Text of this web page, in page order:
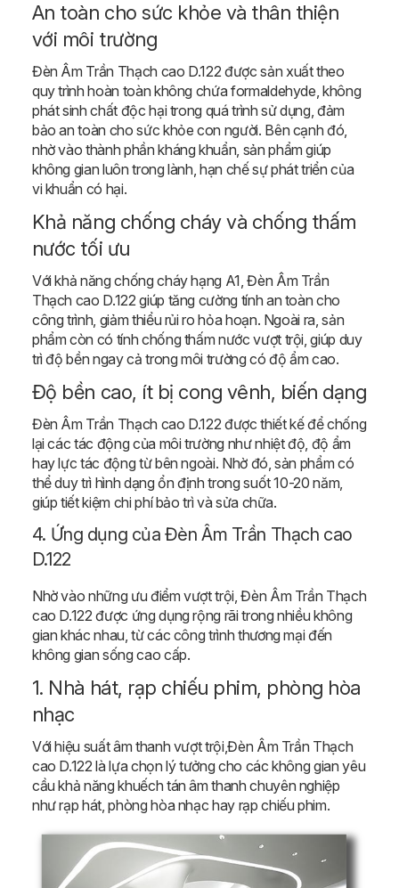
An toàn cho sức khỏe và thân thiện
với môi trường
Đèn Âm Trần Thạch cao D.122 được sản xuất theo
quy trình hoàn toàn không chứa formaldehyde, không
phát sinh chất độc hại trong quá trình sử dụng, đảm
bảo an toàn cho sức khỏe con người. Bên cạnh đó,
nhờ vào thành phần kháng khuẩn, sản phẩm giúp
không gian luôn trong lành, hạn chế sự phát triển của
vi khuẩn có hại.
Khả năng chống cháy và chống thấm
nước tối ưu
Với khả năng chống cháy hạng A1, Đèn Âm Trần
Thạch cao D.122 giúp tăng cường tính an toàn cho
công trình, giảm thiểu rủi ro hỏa hoạn. Ngoài ra, sản
phẩm còn có tính chống thấm nước vượt trội, giúp duy
trì độ bền ngay cả trong môi trường có độ ẩm cao.
Độ bền cao, ít bị cong vênh, biến dạng
Đèn Âm Trần Thạch cao D.122 được thiết kế để chống
lại các tác động của môi trường như nhiệt độ, độ ẩm
hay lực tác động từ bên ngoài. Nhờ đó, sản phẩm có
thể duy trì hình dạng ổn định trong suốt 10-20 năm,
giúp tiết kiệm chi phí bảo trì và sửa chữa.
4. Ứng dụng của Đèn Âm Trần Thạch cao
D.122
Nhờ vào những ưu điểm vượt trội, Đèn Âm Trần Thạch
cao D.122 được ứng dụng rộng rãi trong nhiều không
gian khác nhau, từ các công trình thương mại đến
không gian sống cao cấp.
1. Nhà hát, rạp chiếu phim, phòng hòa
nhạc
Với hiệu suất âm thanh vượt trội,Đèn Âm Trần Thạch
cao D.122 là lựa chọn lý tưởng cho các không gian yêu
cầu khả năng khuếch tán âm thanh chuyên nghiệp
như rạp hát, phòng hòa nhạc hay rạp chiếu phim.